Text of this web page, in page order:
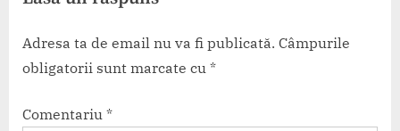
Adresa ta de email nu va fi publicată. Câmpurile
obligatorii sunt marcate cu *
Comentariu *